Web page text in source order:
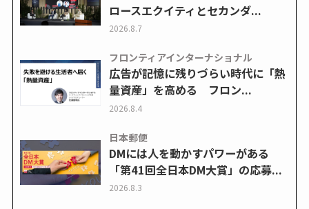
ロースエクイティとセカンダ...
2026.8.7
フロンティアインターナショナル
広告が記憶に残りづらい時代に「熱
量資産」を高める フロン...
2026.8.4
日本郵便
DMには人を動かすパワーがある
「第41回全日本DM大賞」の応募...
2026.8.3